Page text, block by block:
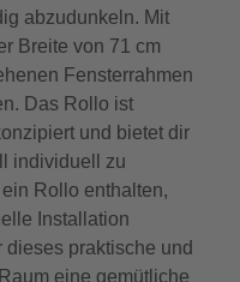
abzudunkeln. Mit
Breite von 71 cm
Fensterrahmen
Das Rollo ist
und bietet dir
individuell zu
Rollo enthalten,
Installation
praktische und
eine gemütliche